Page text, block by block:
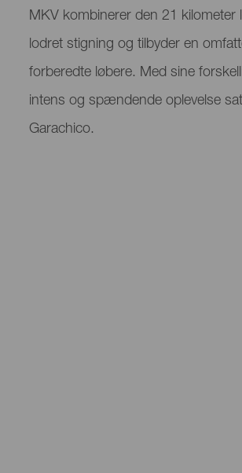
MKV kombinerer den 21 kilometer
lodret stigning og tilbyder en
forberedte løbere. Med sine
intens og spændende oplevelse
Garachico.